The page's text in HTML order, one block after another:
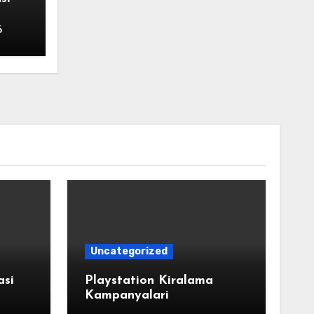
Uncategorized
Playstation Kiralama
Kampanyalari